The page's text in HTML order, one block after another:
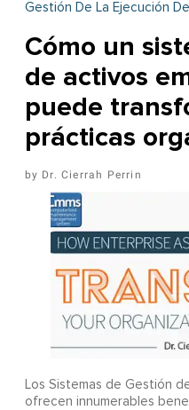
Gestión De La Ejecución
Cómo un
de activos
puede
prácticas
Dr. Cierrah Perrin
Los Sistemas de Gestión
ofrecen innumerables